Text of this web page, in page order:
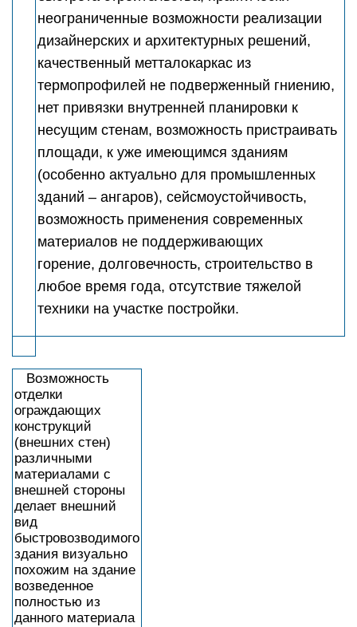
неограниченные возможности реализации
дизайнерских и архитектурных решений,
качественный метталокаркас из
термопрофилей не подверженный гниению,
нет привязки внутренней планировки к
несущим стенам, возможность пристраивать
площади, к уже имеющимся зданиям
(особенно актуально для промышленных
зданий – ангаров), сейсмоустойчивость,
возможность применения современных
материалов не поддерживающих
горение, долговечность, строительство в
любое время года, отсутствие тяжелой
техники на участке постройки.
Возможность
отделки
ограждающих
конструкций
(внешних стен)
различными
материалами с
внешней стороны
делает внешний
вид
быстровозводимого
здания визуально
похожим на здание
возведенное
полностью из
данного материала